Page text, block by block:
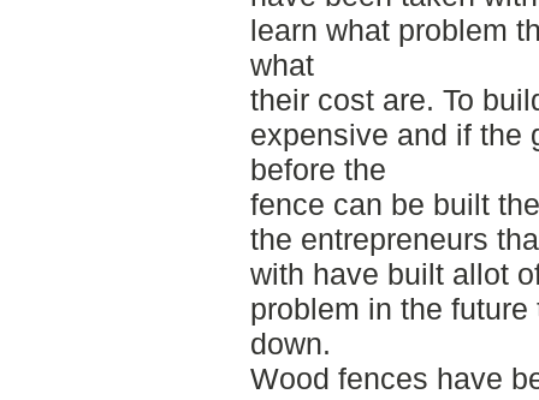
learn what problem
what
their cost are. To
expensive and if the
before the
fence can be built
the entrepreneurs
with have built allot
problem in the
down.
Wood fences have